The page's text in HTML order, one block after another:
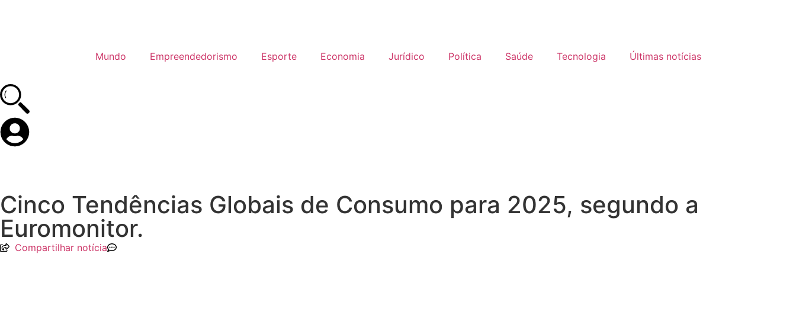
Mundo Empreendedorismo Esporte Economia Jurídico Política Saúde Tecnologia Últimas notícias
Cinco Tendências Globais de Consumo para 2025, segundo a
Euromonitor.
Compartilhar notícia